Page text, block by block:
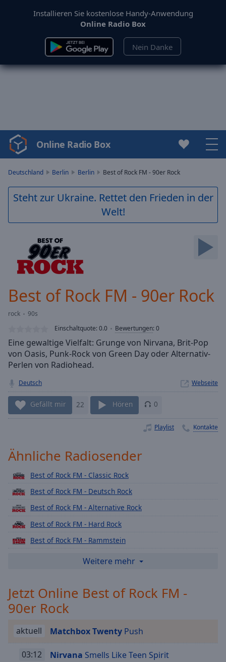
Installieren Sie kostenlose Handy-Anwendung
Online Radio Box
Nein Danke
Video
Player
Play
Video
Skip
Mute
Current
Loaded :
Stream
TypeLIVE
Seek to
currently
behind
liveLIVE
Remaining
Time-
Playback
Chapters
Chapters
Descriptions
descriptions
Subtitles
subtitles
opens
settings
Online Radio Box
Deutschland Berlin Berlin Best of Rock FM - 90er Rock
Steht zur Ukraine. Rettet den Frieden in der
Welt!
Best of Rock FM - 90er Rock
rock
90s
Einschaltquote:0.0 Bewertungen:0
Eine gewaltige Vielfalt: Grunge von Nirvana, Brit-Pop
von Oasis, Punk-Rock von Green Day oder Alternativ-
Perlen von Radiohead.
Deutsch Webseite
Gefällt mir 22 Hören 0
Playlist Kontakte
Ähnliche Radiosender
Best of Rock FM - Classic Rock
Best of Rock FM - Deutsch Rock
Best of Rock FM - Alternative Rock
Best of Rock FM - Hard Rock
Best of Rock FM - Rammstein
Best of Rock FM - AC/DC
Best of Rock FM - Soft Rock
Best of Rock FM - Party Rock
Weitere mehr
Jetzt Online Best of Rock FM -
90er Rock
aktuell Matchbox Twenty Push
03:12 Nirvana Smells Like Teen Spirit